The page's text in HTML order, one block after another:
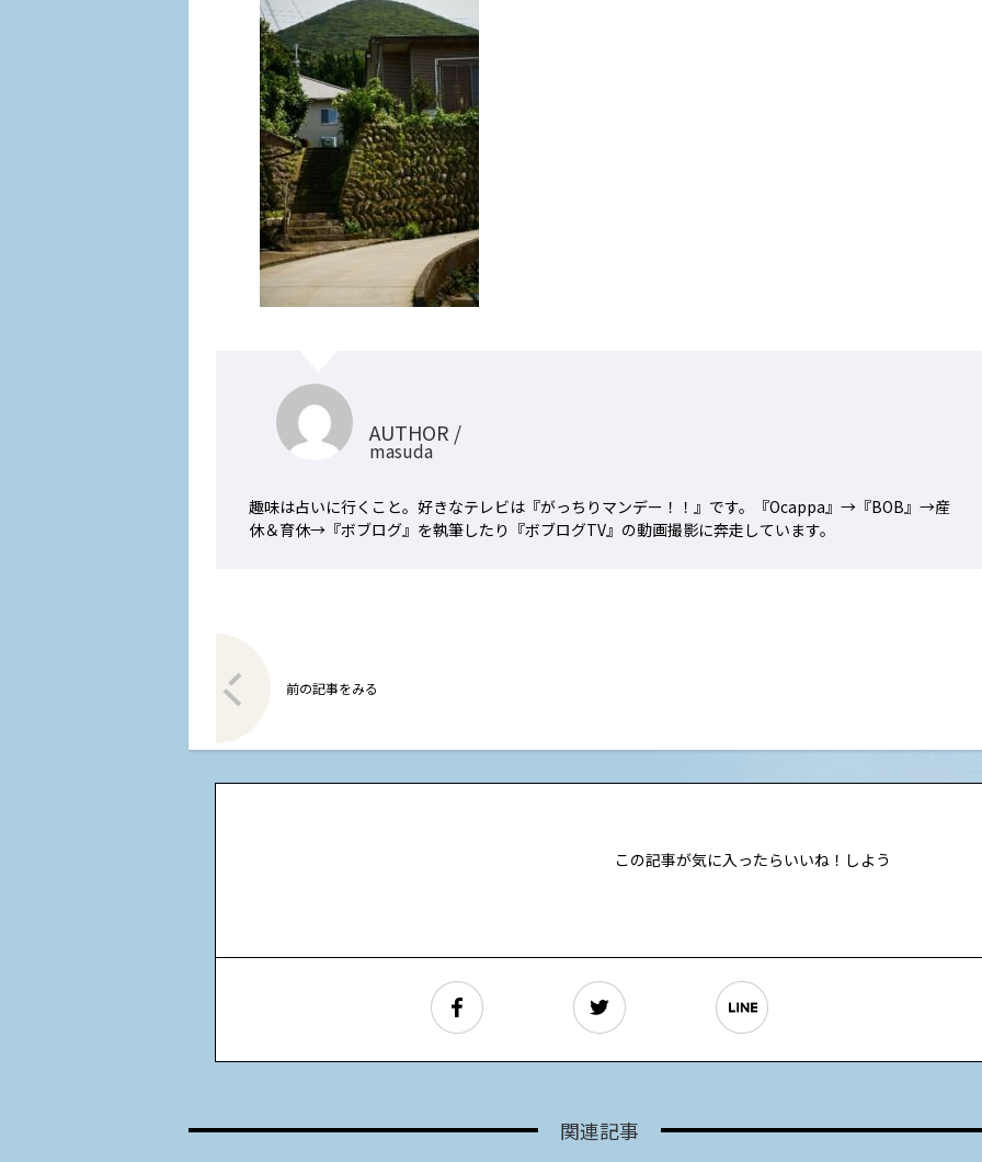
AUTHOR /
masuda
趣味は占いに行くこと。好きなテレビは『がっちりマンデー！！』です。『Ocappa』→『BOB』→産
休＆育休→『ボブログ』を執筆したり『ボブログTV』の動画撮影に奔走しています。
前の記事をみる
この記事が気に入ったらいいね！しよう
関連記事